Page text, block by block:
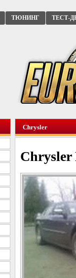
ТЮНИНГ ТЕСТ-
Chrysler
Chrysler